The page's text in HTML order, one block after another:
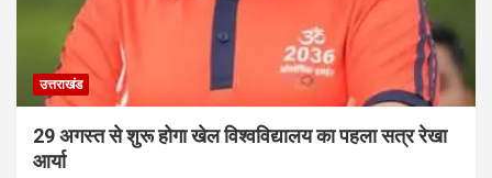
उत्तराखंड
29 अगस्त से शुरू होगा खेल विश्वविद्यालय का पहला सत्र रेखा
आर्या